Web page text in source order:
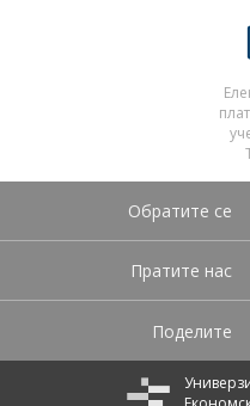
Пратите нас
Поделите
Обратите се